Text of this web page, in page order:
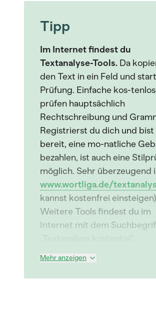
Tipp
Im Internet findest du
Textanalyse-Tools. Da
den Text in ein Feld und
Prüfung. Einfache kos-
prüfen hauptsächlich
Rechtschreibung und
Registrierst du dich und bist
bereit, eine mo-natliche
bezahlen, ist auch eine
möglich. Sehr überzeugend
www.wortliga.de/
kannst kostenfrei
Weitere Tools findest du im
Internet mit dem
Mehr anzeigen